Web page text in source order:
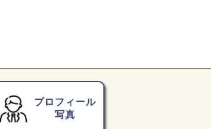
プロフィール
写真